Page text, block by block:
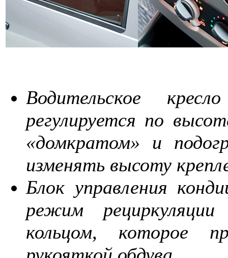
Водительское
регулируется по
«домкратом» и
изменять высоту
Блок управления
режим рециркуляции
кольцом, которое